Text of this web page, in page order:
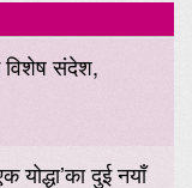
विशेष संदेश,
योद्धा’का दुई नयाँ